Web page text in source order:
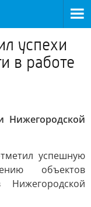
успехи
в работе
Нижегородской
успешную
объектов